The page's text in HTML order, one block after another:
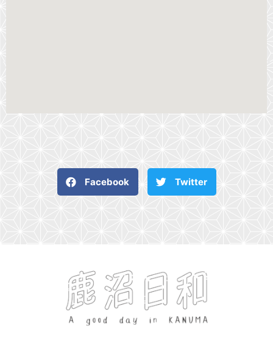
Facebook Twitter